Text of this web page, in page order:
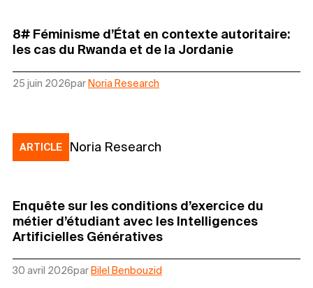
8# Féminisme d’État en contexte autoritaire:
les cas du Rwanda et de la Jordanie
25 juin 2026par Noria Research
ARTICLE Noria Research
Enquête sur les conditions d’exercice du
métier d’étudiant avec les Intelligences
Artificielles Génératives
30 avril 2026par Bilel Benbouzid